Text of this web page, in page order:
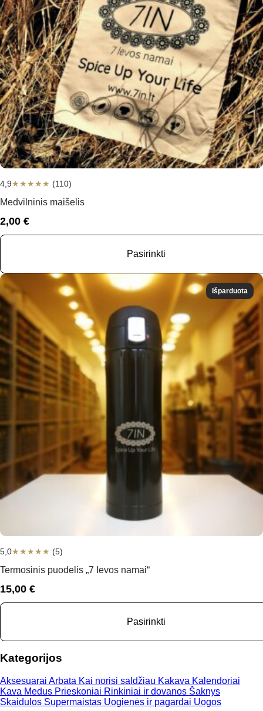
4,9★★★★★ (110)
Medvilninis maišelis
2,00 €
Pasirinkti
Išparduota
5,0★★★★★ (5)
Termosinis puodelis „7 Ievos namai“
15,00 €
Pasirinkti
Kategorijos
Aksesuarai Arbata Kai norisi saldžiau Kakava Kalendoriai
Kava Medus Prieskoniai Rinkiniai ir dovanos Šaknys
Skaidulos Supermaistas Uogienės ir pagardai Uogos